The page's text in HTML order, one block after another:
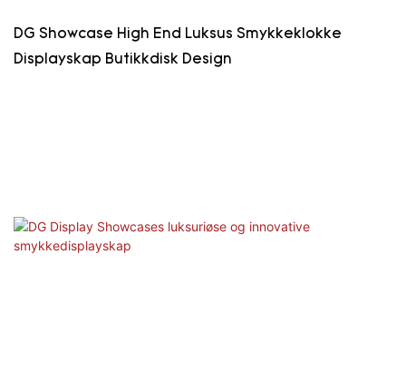
DG Showcase High End Luksus Smykkeklokke
Displayskap Butikkdisk Design